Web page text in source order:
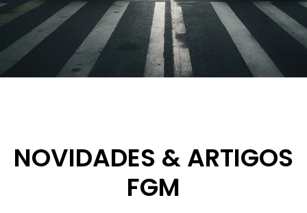
NOVIDADES & ARTIGOS
FGM